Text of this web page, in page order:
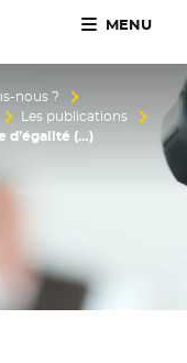
Méditerranée
MENU
nous ?
Les publications
d’égalité (…)